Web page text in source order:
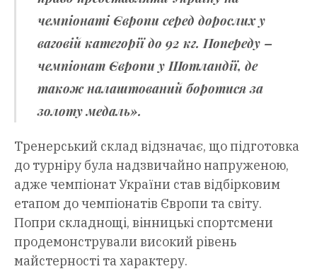
чемпіонаті Європи серед дорослих у
ваговій категорії до 92 кг. Попереду –
чемпіонат Європи у Шотландії, де
також налаштований боротися за
золоту медаль».
Тренерський склад відзначає, що підготовка
до турніру була надзвичайно напруженою,
адже чемпіонат України став відбірковим
етапом до чемпіонатів Європи та світу.
Попри складнощі, вінницькі спортсмени
продемонстрували високий рівень
майстерності та характеру.